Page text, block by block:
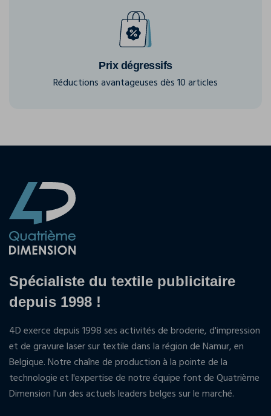
Prix dégressifs
Réductions avantageuses dès 10 articles
Spécialiste du textile publicitaire
depuis 1998 !
4D exerce depuis 1998 ses activités de broderie, d'impression
et de gravure laser sur textile dans la région de Namur, en
Belgique. Notre chaîne de production à la pointe de la
technologie et l'expertise de notre équipe font de Quatrième
Dimension l'un des actuels leaders belges sur le marché.